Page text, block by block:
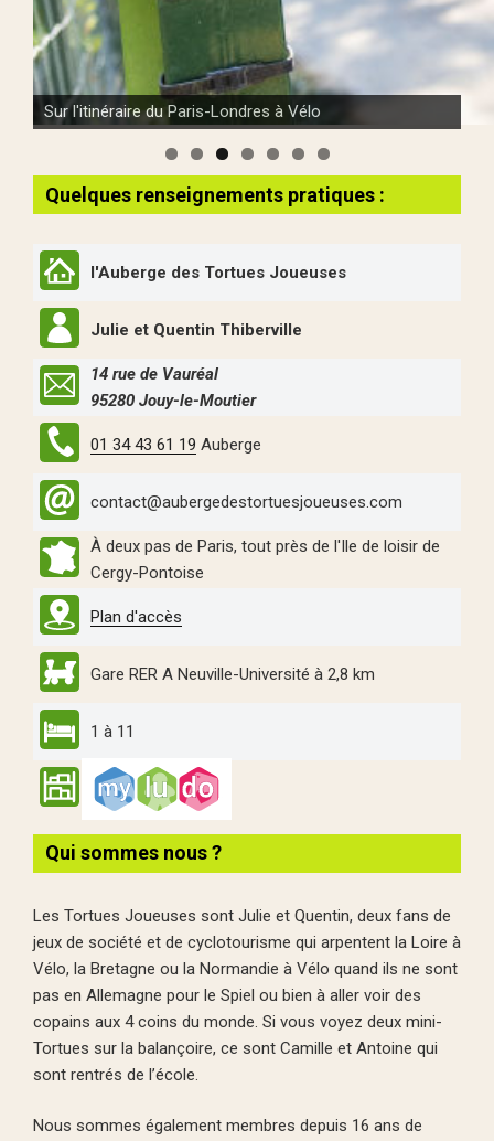
Sur l'itinéraire du Paris-Londres à Vélo
Bientôt des images...
Quelques renseignements pratiques :
l'Auberge des Tortues Joueuses
Julie et Quentin Thiberville
14 rue de Vauréal
95280 Jouy-le-Moutier
01 34 43 61 19 Auberge
contact@aubergedestortuesjoueuses.com
À deux pas de Paris, tout près de l'Ile de loisir de
Cergy-Pontoise
Plan d'accès
Gare RER A Neuville-Université à 2,8 km
1 à 11
Qui sommes nous ?
Les Tortues Joueuses sont Julie et Quentin, deux fans de
jeux de société et de cyclotourisme qui arpentent la Loire à
Vélo, la Bretagne ou la Normandie à Vélo quand ils ne sont
pas en Allemagne pour le Spiel ou bien à aller voir des
copains aux 4 coins du monde. Si vous voyez deux mini-
Tortues sur la balançoire, ce sont Camille et Antoine qui
sont rentrés de l’école.
Nous sommes également membres depuis 16 ans de